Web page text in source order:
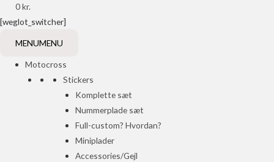
0kr.
[weglot_switcher]
MENUMENU
Motocross
Stickers
Komplette sæt
Nummerplade sæt
Full-custom? Hvordan?
Miniplader
Accessories/Gejl